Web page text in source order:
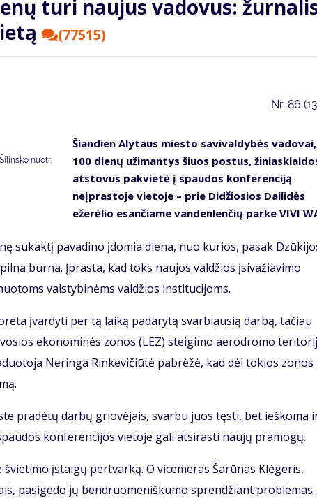
turi naujus vadovus:
(77515)
Nr. 86
nuotr.
Šiandien Alytaus miesto savivaldybės
100 dienų užimantys šiuos postus,
atstovus pakvietė į spaudos konferenciją
neįprastoje vietoje – prie Didžiosios Dailidės
ežerėlio esančiame vandenlenčių parke VIVI
sukaktį pavadino įdomia diena, nuo kurios, pasak
burna. Įprasta, kad toks naujos valdžios įsivažiavimo
valstybinėms valdžios institucijoms.
įvardyti per tą laiką padarytą svarbiausią darbą, tačiau
ekonominės zonos (LEZ) steigimo aerodromo
Neringa Rinkevičiūtė pabrėžė, kad dėl tokios zonos
pradėtų darbų griovėjais, svarbu juos tęsti, bet ieškoma
konferencijos vietoje gali atsirasti naujų pramogų.
įstaigų pertvarką. O vicemeras Šarūnas Klėgeris,
pasigedo jų bendruomeniškumo sprendžiant problemas.